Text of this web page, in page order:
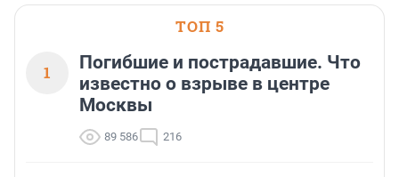
ТОП 5
1
Погибшие и пострадавшие. Что
известно о взрыве в центре
Москвы
89 586 216